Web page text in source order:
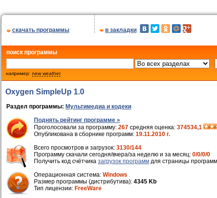
скачать программы в закладки
поиск программы
например: new weather
Oxygen SimpleUp 1.0
Раздел программы: Мультимедиа и кодеки
Поднять рейтинг программе »
Проголосовали за программу: 267 средняя оценка: 374534,1
Опубликована в сборнике программ: 19.11.2010 г.
Всего просмотров и загрузок: 3130/144
Программу скачали сегодня/вчера/за неделю и за месяц: 0/0/0/0
Получить код счётчика загрузок программ для страницы
Операционная система: Windows
Размер программы (дистрибутива): 4345 Kb
Тип лицензии: FreeWare